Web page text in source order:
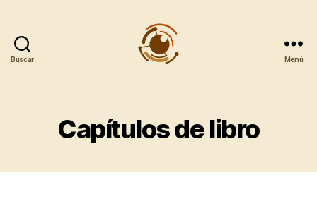
Buscar Menú
Capítulos de libro